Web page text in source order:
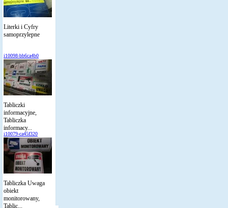
Literki i Cyfry
samoprzylepne
i10098-bb6ca4b0
Tabliczki
informacyjne,
Tabliczka
informacy...
i10079-ca45f320
Tabliczka Uwaga
obiekt
monitorowany,
Tablic...